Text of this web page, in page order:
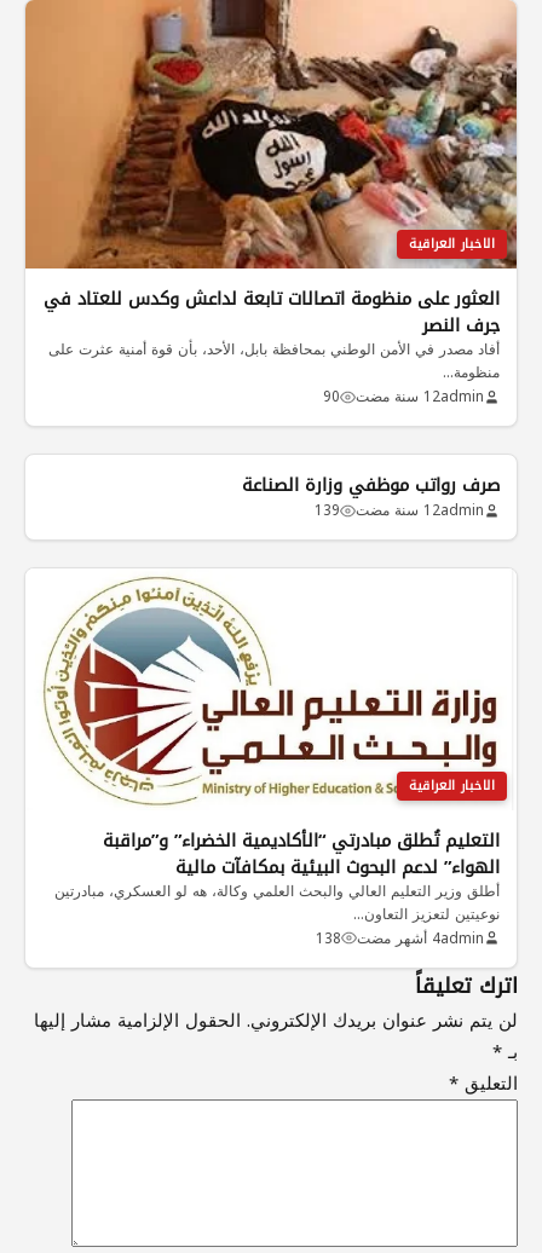
الاخبار العراقية
العثور على منظومة اتصالات تابعة لداعش وكدس للعتاد في
جرف النصر
أفاد مصدر في الأمن الوطني بمحافظة بابل، الأحد، بأن قوة أمنية عثرت على
منظومة…
admin12 سنة مضت 90
صرف رواتب موظفي وزارة الصناعة
admin12 سنة مضت 139
الاخبار العراقية
التعليم تُطلق مبادرتي “الأكاديمية الخضراء” و”مراقبة
الهواء” لدعم البحوث البيئية بمكافآت مالية
أطلق وزير التعليم العالي والبحث العلمي وكالة، هه لو العسكري، مبادرتين
نوعيتين لتعزيز التعاون…
admin4 أشهر مضت 138
اترك تعليقاً
لن يتم نشر عنوان بريدك الإلكتروني. الحقول الإلزامية مشار إليها
بـ*
التعليق*